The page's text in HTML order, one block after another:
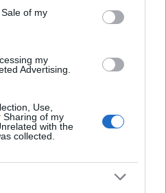
of my
my
Advertising.
Use,
Sharing of my
with the
collected.